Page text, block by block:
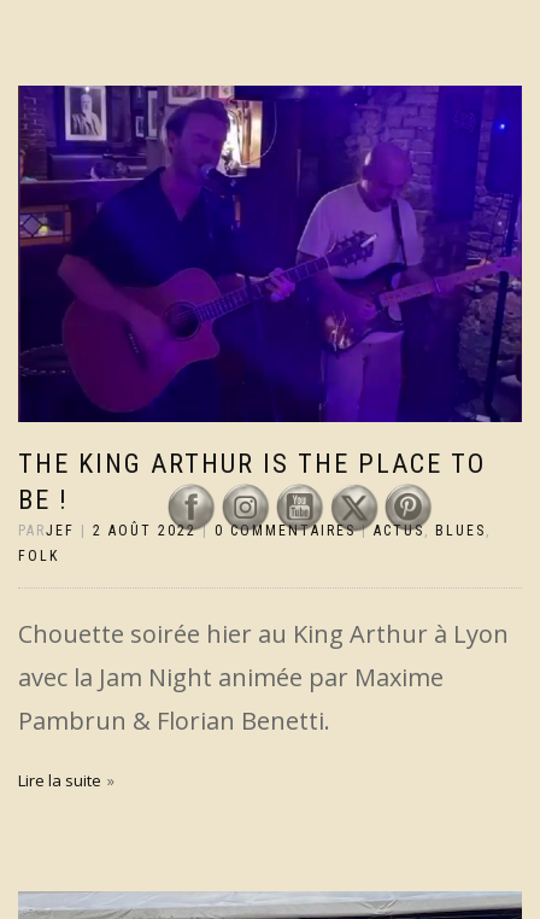
THE KING ARTHUR IS THE PLACE TO
BE !
PARJEF | 2 AOÛT 2022| 0 COMMENTAIRES|ACTUS, BLUES
FOLK
Chouette soirée hier au King Arthur à Lyon
avec la Jam Night animée par Maxime
Pambrun & Florian Benetti.
Lire la suite